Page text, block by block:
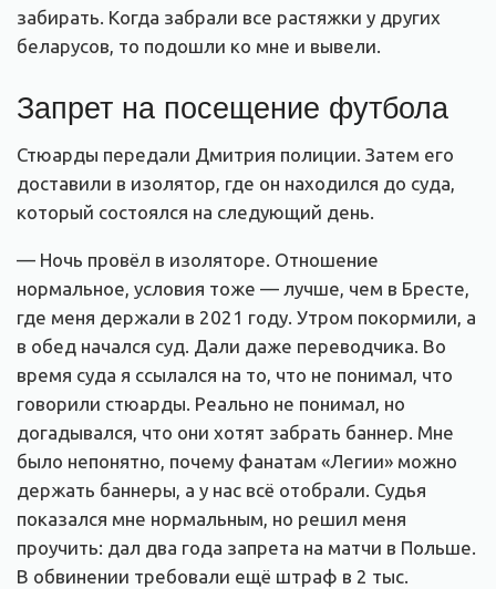
забирать. Когда забрали все растяжки у других
беларусов, то подошли ко мне и вывели.
Запрет на посещение футбола
Стюарды передали Дмитрия полиции. Затем его
доставили в изолятор, где он находился до суда,
который состоялся на следующий день.
— Ночь провёл в изоляторе. Отношение
нормальное, условия тоже — лучше, чем в Бресте,
где меня держали в 2021 году. Утром покормили, а
в обед начался суд. Дали даже переводчика. Во
время суда я ссылался на то, что не понимал, что
говорили стюарды. Реально не понимал, но
догадывался, что они хотят забрать баннер. Мне
было непонятно, почему фанатам «Легии» можно
держать баннеры, а у нас всё отобрали. Судья
показался мне нормальным, но решил меня
проучить: дал два года запрета на матчи в Польше.
В обвинении требовали ещё штраф в 2 тыс.